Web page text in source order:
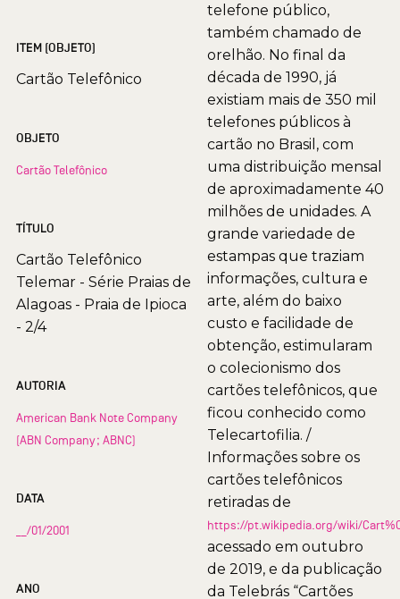
ITEM (OBJETO)
Cartão Telefônico
OBJETO
Cartão Telefônico
TÍTULO
Cartão Telefônico
Telemar - Série Praias de
Alagoas - Praia de Ipioca
- 2/4
AUTORIA
American Bank Note Company
(ABN Company; ABNC)
DATA
__/01/2001
ANO
telefone público,
também chamado de
orelhão. No final da
década de 1990, já
existiam mais de 350 mil
telefones públicos à
cartão no Brasil, com
uma distribuição mensal
de aproximadamente 40
milhões de unidades. A
grande variedade de
estampas que traziam
informações, cultura e
arte, além do baixo
custo e facilidade de
obtenção, estimularam
o colecionismo dos
cartões telefônicos, que
ficou conhecido como
Telecartofilia. /
Informações sobre os
cartões telefônicos
retiradas de
https://pt.wikipedia.org/wiki/
acessado em outubro
de 2019, e da publicação
da Telebrás “Cartões